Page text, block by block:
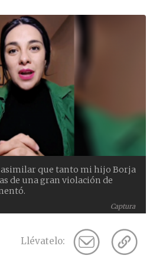
Captura
asimilar que tanto mi hijo Borja
de una gran violación de
Llévatelo: